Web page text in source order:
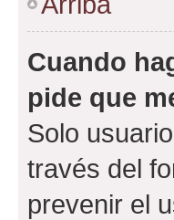
Cuando
pide que
Solo
través del
prevenir el